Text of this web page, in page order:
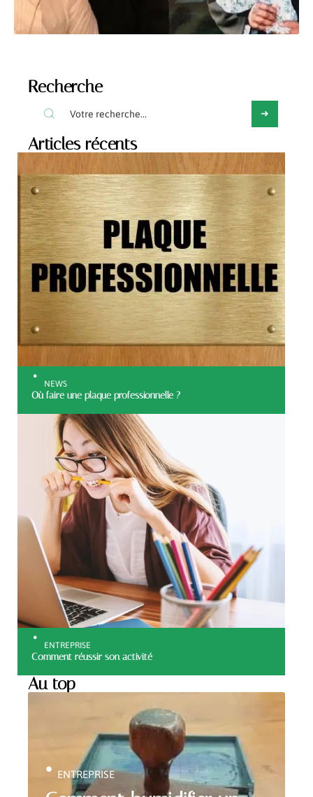
Recherche
Articles récents
NEWS
Où faire une plaque professionnelle ?
ENTREPRISE
Comment réussir son activité
Au top
ENTREPRISE